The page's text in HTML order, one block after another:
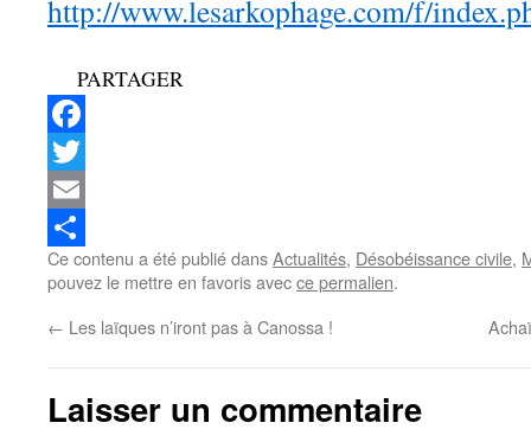
http://www.lesarkophage.com/f/
PARTAGER
Facebook
Twitter
Email
Partager
Ce contenu a été publié dansActualités, Désobéissance civile,
pouvez le mettre en favoris avecce permalien.
← Les laïques n’iront pas à Canossa !
Laisser un commentaire